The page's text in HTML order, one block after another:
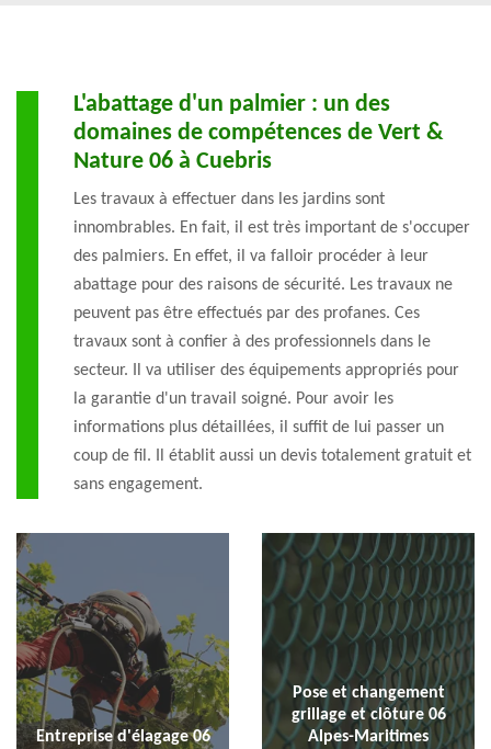
L'abattage d'un palmier : un des
domaines de compétences de Vert &
Nature 06 à Cuebris
Les travaux à effectuer dans les jardins sont
innombrables. En fait, il est très important de s'occuper
des palmiers. En effet, il va falloir procéder à leur
abattage pour des raisons de sécurité. Les travaux ne
peuvent pas être effectués par des profanes. Ces
travaux sont à confier à des professionnels dans le
secteur. Il va utiliser des équipements appropriés pour
la garantie d'un travail soigné. Pour avoir les
informations plus détaillées, il suffit de lui passer un
coup de fil. Il établit aussi un devis totalement gratuit et
sans engagement.
Entreprise d'élagage 06
Pose et changement
grillage et clôture 06
Alpes-Maritimes